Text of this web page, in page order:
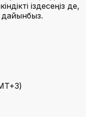
іздесеңіз де,
дайынбыз.